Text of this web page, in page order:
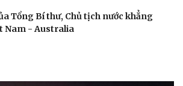
Tổng Bí thư, Chủ tịch nước khẳng
Nam - Australia